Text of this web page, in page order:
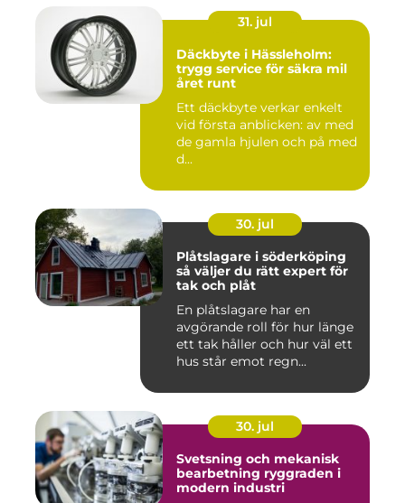
31. jul
Däckbyte i Hässleholm:
trygg service för säkra mil
året runt
Ett däckbyte verkar enkelt
vid första anblicken: av med
de gamla hjulen och på med
d...
30. jul
Plåtslagare i söderköping
så väljer du rätt expert för
tak och plåt
En plåtslagare har en
avgörande roll för hur länge
ett tak håller och hur väl ett
hus står emot regn...
30. jul
Svetsning och mekanisk
bearbetning ryggraden i
modern industri